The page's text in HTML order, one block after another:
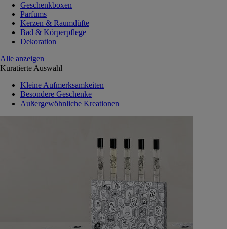
Geschenkboxen
Parfums
Kerzen & Raumdüfte
Bad & Körperpflege
Dekoration
Alle anzeigen
Kuratierte Auswahl
Kleine Aufmerksamkeiten
Besondere Geschenke
Außergewöhnliche Kreationen